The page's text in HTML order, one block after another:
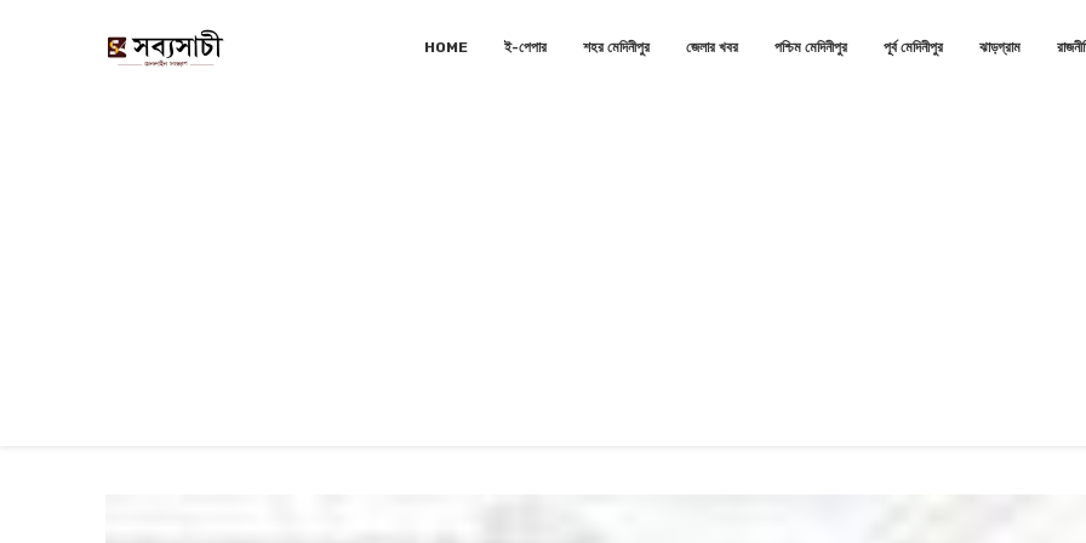
HOME ই-পেপার শহর মেদিনীপুর জেলার খবর পশ্চিম মেদিনীপুর পূর্ব মেদিনীপুর ঝাড়গ্রাম